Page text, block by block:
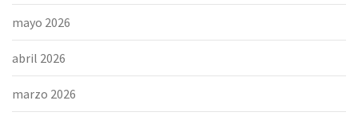
mayo 2026
abril 2026
marzo 2026